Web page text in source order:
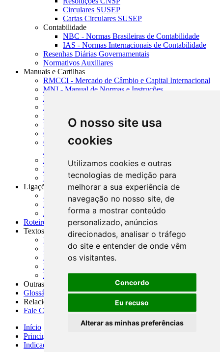
O nosso site usa
cookies
Utilizamos cookies e outras
tecnologias de medição para
melhorar a sua experiência de
navegação no nosso site, de
forma a mostrar conteúdo
personalizado, anúncios
direcionados, analisar o tráfego
do site e entender de onde vêm
os visitantes.
Concordo
Eu recuso
Alterar as minhas preferências
Circulares SUSEP
Cartas Circulares SUSEP
Contabilidade
NBC - Normas Brasileiras de Contabilidade
IAS - Normas Internacionais de Contabilidade
Resenhas Diárias Governamentais
Normativos Auxiliares
Manuais e Cartilhas
RMCCI - Mercado de Câmbio e Capital Internacional
MNI - Manual de Normas e Instruções
MTVM - Manual de Títulos e Valores Mobiliários
MCR - Manual de Crédito Rural
SISORF - Manual de Organização do SFN
MASUP - Manual de Supervisão Bancária
CADOC - Catálogo de Documentos
CNAE-CONCLA - Classificação Nacional de
Atividades Econômicas
PMF - Cartilhas do BCB
Manuais Auxiliares do BCB e Cosif-e
Resenhas Diárias Governamentais
Ligações Externas
Links Úteis
Presidência da República
Agências Nacionais Reguladoras
Roteiros para Estudos
Textos
Índice de Textos
Editorial
Monografias
Na Imprensa
Fórum de Discussão
Outras ferramentas
Glossário
Relacionamento
Fale Conosco
Início
Principais notícias
Indicadores